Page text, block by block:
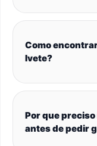
Como
Ivete?
Por que
antes de pedir